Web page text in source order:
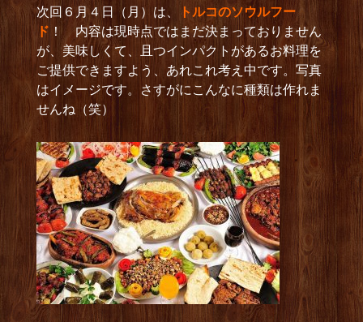
次回６月４日（月）は、
トルコのソウルフー
ド ！ 内容は現時点ではまだ決まっておりません
が、美味しくて、且つインパクトがあるお料理を
ご提供できますよう、あれこれ考え中です。写真
はイメージです。さすがにこんなに種類は作れま
せんね（笑）